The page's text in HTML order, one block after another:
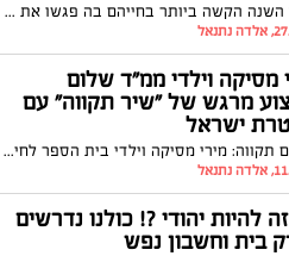
אחרי השנה הקשה ביותר בחייהם בה פגשו את הזוועות הנוראיות ופעלו בגבורה עילאית התאספו יחד מתנדבי זק"א מכל רחבי הארץ לתת ללב להשמיע את קולו ולנשמה לפרוט על מיתריה. כי כשנגמרות המילים פורצת המנגינה.
מסיקה וילדי ממ"ד שלום
מרגש של "שיר תקווה" עם
ישראל
נותנים תקווה: מירי מסיקה וילדי בית הספר לחינוך מיוחד ממ"ד שלום בפתח תקווה בביצוע מרגש ל"שיר תקווה" יחד עם לוחמי יחידת מתפ"א של משטרת ישראל ו"ניידת המשאלות" של משטרת ישראל. לשיר הצטרפה תלמידת בית הספר, מעיין מנגדי, ומשפחתה השכולה, שאיבדו את דור מנגדי ז"ל שנפל עם 7 לוחמים נוספים בקרבות על קיבוץ בארי ב 7.10.23 מחוז תל אביב - משרד החינוך מירי מסיקה - Miri Mesika הפקה וניהול מוזיקלי: Kobi Oved
להיות יהודי ?! כולנו נדרשים
בית וחשבון נפש